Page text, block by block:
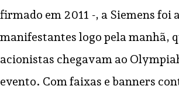
firmado em 2011 -, a Siemens foi
manifestantes logo pela manhã,
acionistas chegavam ao
evento. Com faixas e banners